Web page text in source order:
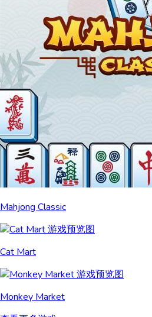
Mahjong Classic
Cat Mart
Monkey Market